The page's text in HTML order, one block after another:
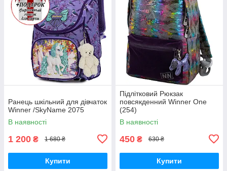
Ранець шкільний для дівчаток
Winner /SkyName 2075
В наявності
1 200 ₴ 1 680 ₴
Купити
Підлітковий Рюкзак
повсякденний Winner One
(254)
В наявності
450 ₴ 630 ₴
Купити